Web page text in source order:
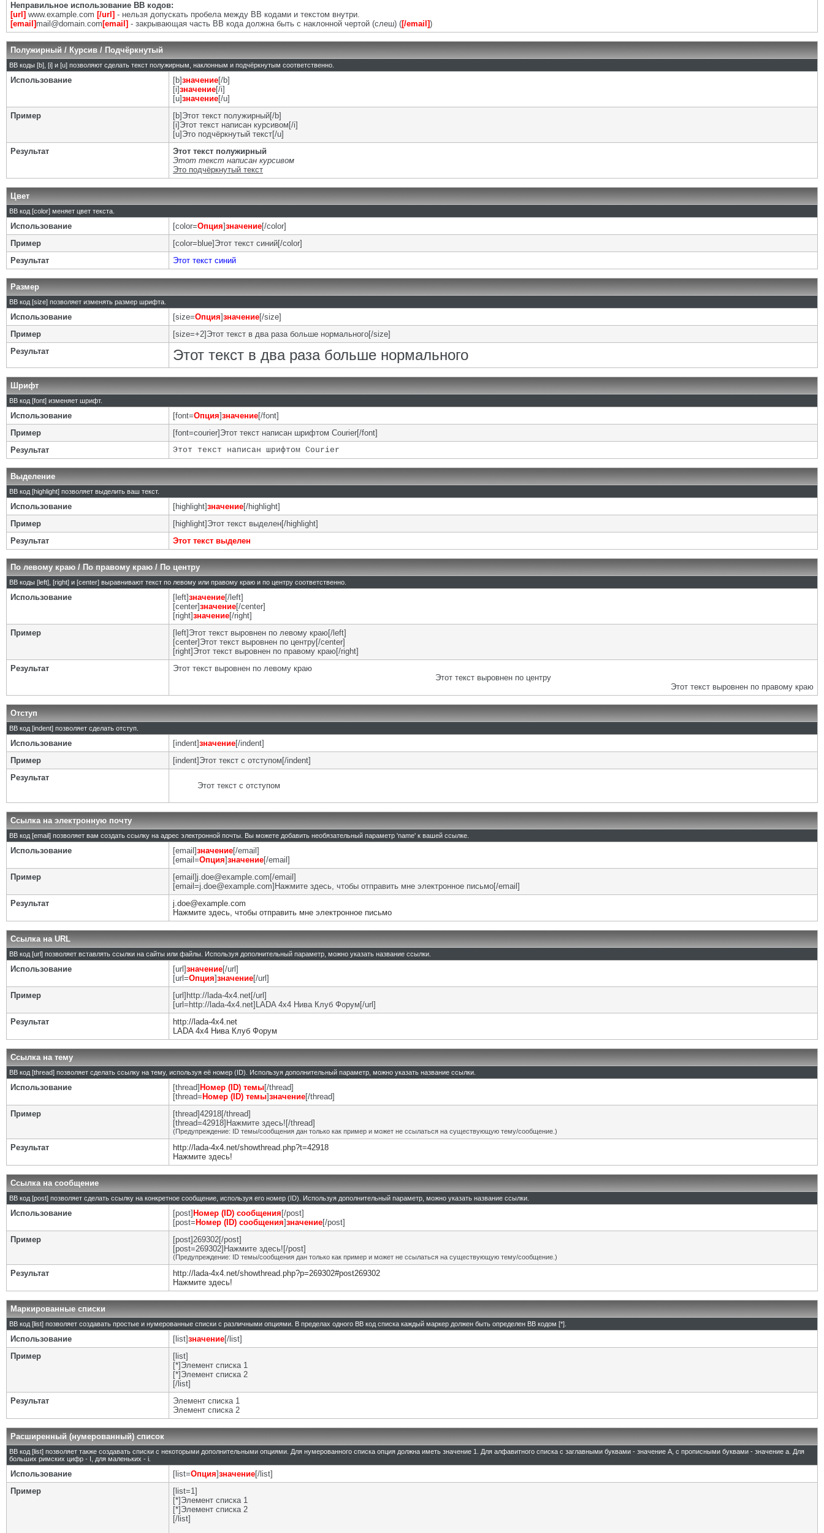
Неправильное использование BB кодов:
[url] www.example.com [/url] - нельзя допускать пробела между BB кодами и текстом внутри.
[email] mail@domain.com [email] - закрывающая часть BB кода должна быть с наклонной чертой (слеш) ([/email])
Полужирный / Курсив / Подчёркнутый
BB коды [b], [i] и [u] позволяют сделать текст полужирным, наклонным и подчёркнутым соответственно.
Использование [b]значение[/b]
[i]значение[/i]
[u]значение[/u]
Пример
[b]Этот текст полужирный[/b]
[i]Этот текст написан курсивом[/i]
[u]Это подчёркнутый текст[/u]
Результат
Этот текст полужирный
Этот текст написан курсивом
Это подчёркнутый текст
Цвет
BB код [color] меняет цвет текста.
Использование [color=Опция]значение[/color]
Пример
[color=blue]Этот текст синий[/color]
Результат
Этот текст синий
Размер
BB код [size] позволяет изменять размер шрифта.
Использование [size=Опция]значение[/size]
Пример
[size=+2]Этот текст в два раза больше нормального[/size]
Результат
Этот текст в два раза больше нормального
Шрифт
BB код [font] изменяет шрифт.
Использование [font=Опция]значение[/font]
Пример
[font=courier]Этот текст написан шрифтом Courier[/font]
Результат
Этот текст написан шрифтом Courier
Выделение
BB код [highlight] позволяет выделить ваш текст.
Использование [highlight]значение[/highlight]
Пример
[highlight]Этот текст выделен[/highlight]
Результат
Этот текст выделен
По левому краю / По правому краю / По центру
BB коды [left], [right] и [center] выравнивают текст по левому или правому краю и по центру соответственно.
Использование [left]значение[/left]
[center]значение[/center]
[right]значение[/right]
Пример
[left]Этот текст выровнен по левому краю[/left]
[center]Этот текст выровнен по центру[/center]
[right]Этот текст выровнен по правому краю[/right]
Результат
Этот текст выровнен по левому краю
Этот текст выровнен по центру
Этот текст выровнен по правому краю
Отступ
BB код [indent] позволяет сделать отступ.
Использование [indent]значение[/indent]
Пример
[indent]Этот текст с отступом[/indent]
Результат
Этот текст с отступом
Ссылка на электронную почту
BB код [email] позволяет вам создать ссылку на адрес электронной почты. Вы можете добавить необязательный параметр 'name' к вашей ссылке.
Использование [email]значение[/email]
[email=Опция]значение[/email]
Пример
[email]j.doe@example.com[/email]
[email=j.doe@example.com]Нажмите здесь, чтобы отправить мне электронное письмо[/email]
Результат
j.doe@example.com
Нажмите здесь, чтобы отправить мне электронное письмо
Ссылка на URL
BB код [url] позволяет вставлять ссылки на сайты или файлы. Используя дополнительный параметр, можно указать название ссылки.
Использование [url]значение[/url]
[url=Опция]значение[/url]
Пример
[url]http://lada-4x4.net[/url]
[url=http://lada-4x4.net]LADA 4x4 Нива Клуб Форум[/url]
Результат
http://lada-4x4.net
LADA 4x4 Нива Клуб Форум
Ссылка на тему
BB код [thread] позволяет сделать ссылку на тему, используя её номер (ID). Используя дополнительный параметр, можно указать название ссылки.
Использование [thread] Номер (ID) темы[/thread]
[thread= Номер (ID) темы]значение[/thread]
Пример
[thread]42918[/thread]
[thread=42918]Нажмите здесь![/thread]
(Предупреждение: ID темы/сообщения дан только как пример и может не ссылаться на существующую тему/сообщение.)
Результат
http://lada-4x4.net/showthread.php?t=42918
Нажмите здесь!
Ссылка на сообщение
BB код [post] позволяет сделать ссылку на конкретное сообщение, используя его номер (ID). Используя дополнительный параметр, можно указать название ссылки.
Использование [post] Номер (ID) сообщения [/post]
[post= Номер (ID) сообщения]значение[/post]
Пример
[post]269302[/post]
[post=269302]Нажмите здесь![/post]
(Предупреждение: ID темы/сообщения дан только как пример и может не ссылаться на существующую тему/сообщение.)
Результат
http://lada-4x4.net/showthread.php?p=269302#post269302
Нажмите здесь!
Маркированные списки
BB код [list] позволяет создавать простые и нумерованные списки с различными опциями. В пределах одного BB код списка каждый маркер должен быть определен BB кодом [*].
Использование [list]значение[/list]
Пример
[list]
[*]Элемент списка 1
[*]Элемент списка 2
[/list]
Результат
Элемент списка 1
Элемент списка 2
Расширенный (нумерованный) список
BB код [list] позволяет также создавать списки с некоторыми дополнительными опциями. Для нумерованного списка опция должна иметь значение 1. Для алфавитного списка с заглавными буквами - значение A, с прописными буквами - значение а. Для
больших римских цифр - I, для маленьких - i.
Использование [list=Опция]значение[/list]
Пример
[list=1]
[*]Элемент списка 1
[*]Элемент списка 2
[/list]